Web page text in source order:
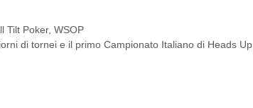
Tilt Poker,WSOP
di tornei e il primo Campionato Italiano di Heads Up